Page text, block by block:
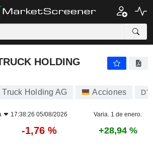
HOLDING
Holding AG Acciones
17:38:26 05/08/2026 Varia. 1 de enero.
-1,76 % +28,94 %